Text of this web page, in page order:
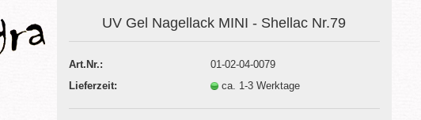
Konto erstellen
UV Gel Nagellack MINI - Shellac Nr.79
Art.Nr.:
01-02-04-0079
Lieferzeit:
ca. 1-3 Werktage